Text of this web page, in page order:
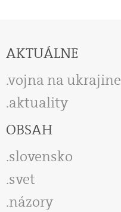
AKTUÁLNE
vojna na ukrajine
aktuality
OBSAH
slovensko
svet
názory